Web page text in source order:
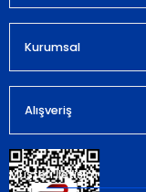
Kurumsal
Alışveriş
Müşteri İletişim